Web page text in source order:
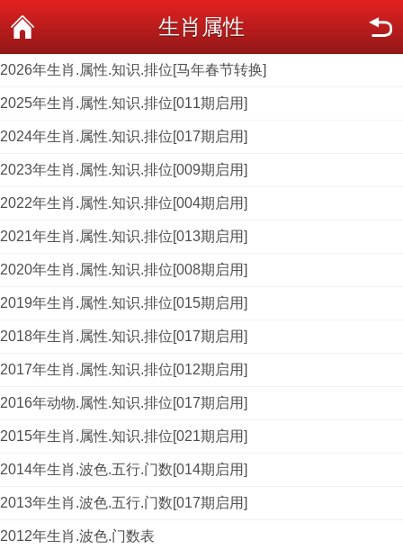
生肖属性
2026年生肖.属性.知识.排位[马年春节转换]
2025年生肖.属性.知识.排位[011期启用]
2024年生肖.属性.知识.排位[017期启用]
2023年生肖.属性.知识.排位[009期启用]
2022年生肖.属性.知识.排位[004期启用]
2021年生肖.属性.知识.排位[013期启用]
2020年生肖.属性.知识.排位[008期启用]
2019年生肖.属性.知识.排位[015期启用]
2018年生肖.属性.知识.排位[017期启用]
2017年生肖.属性.知识.排位[012期启用]
2016年动物.属性.知识.排位[017期启用]
2015年生肖.属性.知识.排位[021期启用]
2014年生肖.波色.五行.门数[014期启用]
2013年生肖.波色.五行.门数[017期启用]
2012年生肖.波色.门数表